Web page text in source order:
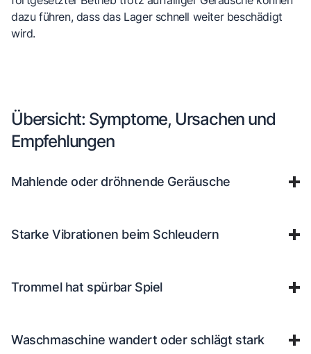
dazu führen, dass das Lager schnell weiter beschädigt
wird.
Übersicht: Symptome, Ursachen und
Empfehlungen
Mahlende oder dröhnende Geräusche
Starke Vibrationen beim Schleudern
Trommel hat spürbar Spiel
Waschmaschine wandert oder schlägt stark